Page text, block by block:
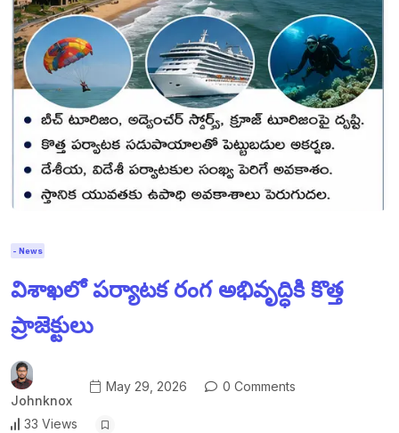
- News
విశాఖలో పర్యాటక రంగ అభివృద్ధికి కొత్త
ప్రాజెక్టులు
Johnknox
May 29, 2026 0 Comments
33 Views